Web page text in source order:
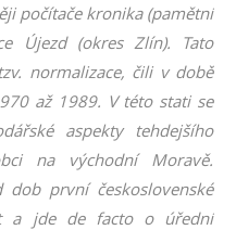
počítače kronika (pamětní
Újezd (okres Zlín). Tato
normalizace, čili v době
až 1989. V této stati se
aspekty tehdejšího
na východní Moravě.
první československé
a jde de facto o úřední